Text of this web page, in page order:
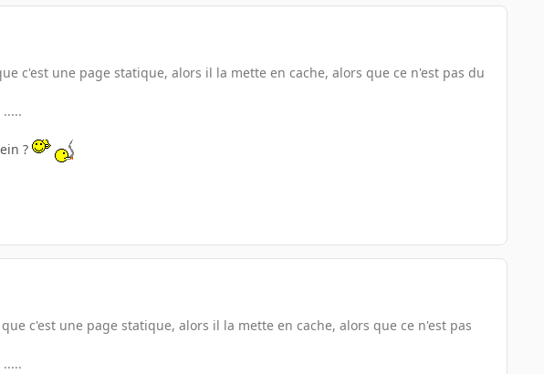
c'est une page statique, alors il la mette en cache, alors que ce n'est pas du
?
c'est une page statique, alors il la mette en cache, alors que ce n'est pas